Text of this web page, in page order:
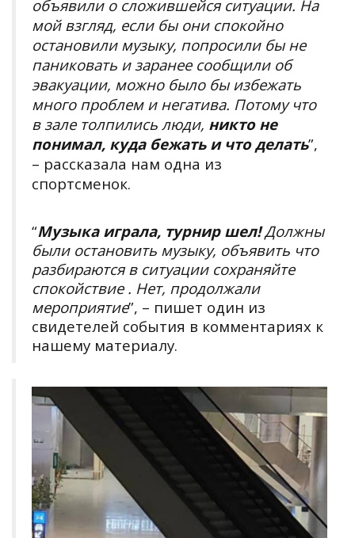
объявили о сложившейся ситуации. На
мой взгляд, если бы они спокойно
остановили музыку, попросили бы не
паниковать и заранее сообщили об
эвакуации, можно было бы избежать
много проблем и негатива. Потому что
в зале толпились люди, никто не
понимал, куда бежать и что делать”,
– рассказала нам одна из
спортсменок.
“Музыка играла, турнир шел!Должны
были остановить музыку, объявить что
разбираются в ситуации сохраняйте
спокойствие . Нет, продолжали
мероприятие”, – пишет один из
свидетелей события в комментариях к
нашему материалу.